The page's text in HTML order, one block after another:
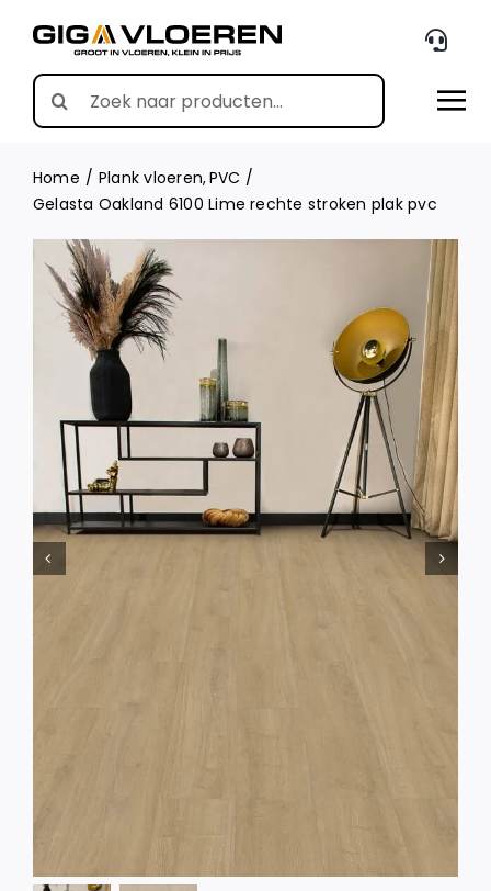
content
Search
for:
Home Plank vloeren PVC
Gelasta Oakland 6100 Lime rechte stroken plak pvc